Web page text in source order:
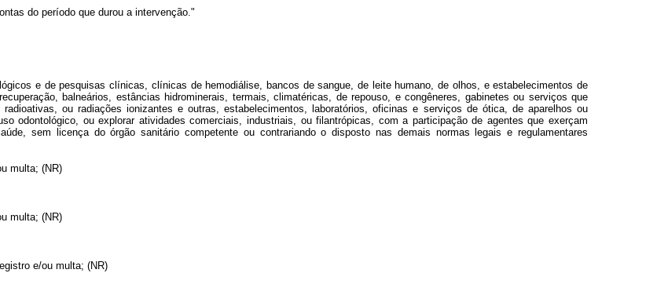
do período que durou a intervenção."
e de pesquisas clínicas, clínicas de hemodiálise, bancos de sangue, de leite humano, de olhos, e estabelecimentos de
balneários, estâncias hidrominerais, termais, climatéricas, de repouso, e congêneres, gabinetes ou serviços que
ou radiações ionizantes e outras, estabelecimentos, laboratórios, oficinas e serviços de ótica, de aparelhos ou
odontológico, ou explorar atividades comerciais, industriais, ou filantrópicas, com a participação de agentes que exerçam
sem licença do órgão sanitário competente ou contrariando o disposto nas demais normas legais e regulamentares
multa; (NR)
multa; (NR)
e/ou multa; (NR)